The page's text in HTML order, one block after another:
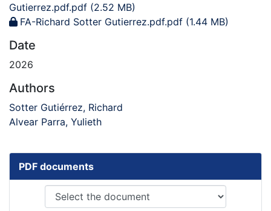
Gutierrez.pdf.pdf (2.52 MB)
FA-Richard Sotter Gutierrez.pdf.pdf (1.44 MB)
Date
2026
Authors
Sotter Gutiérrez, Richard
Alvear Parra, Yulieth
PDF documents